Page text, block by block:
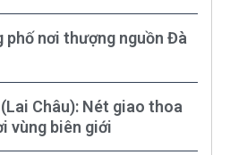
phố nơi thượng nguồn Đà
Châu): Nét giao thoa
vùng biên giới